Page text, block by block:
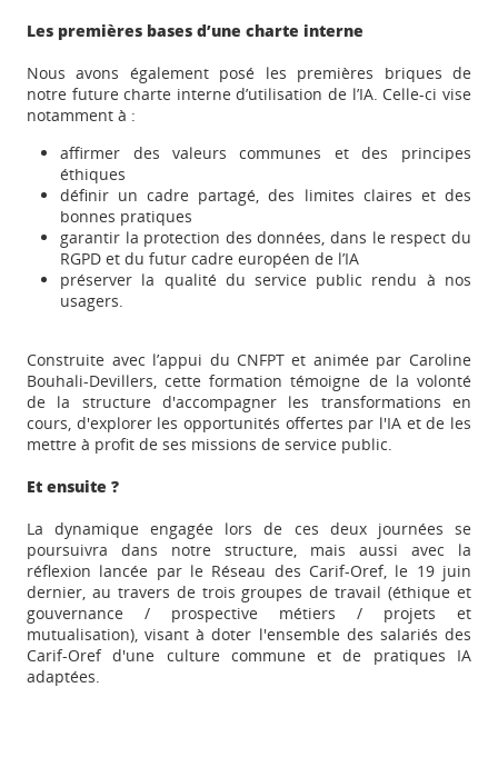
Les premières bases d’une charte interne
Nous avons également posé les premières briques de
notre future charte interne d’utilisation de l’IA. Celle-ci vise
notamment à :
affirmer des valeurs communes et des principes
éthiques
définir un cadre partagé, des limites claires et des
bonnes pratiques
garantir la protection des données, dans le respect du
RGPD et du futur cadre européen de l’IA
préserver la qualité du service public rendu à nos
usagers.
Construite avec l’appui du CNFPT et animée par Caroline
Bouhali-Devillers, cette formation témoigne de la volonté
de la structure d'accompagner les transformations en
cours, d'explorer les opportunités offertes par l'IA et de les
mettre à profit de ses missions de service public.
Et ensuite ?
La dynamique engagée lors de ces deux journées se
poursuivra dans notre structure, mais aussi avec la
réflexion lancée par le Réseau des Carif-Oref, le 19 juin
dernier, au travers de trois groupes de travail (éthique et
gouvernance / prospective métiers / projets et
mutualisation), visant à doter l'ensemble des salariés des
Carif-Oref d'une culture commune et de pratiques IA
adaptées.
Appels à projets